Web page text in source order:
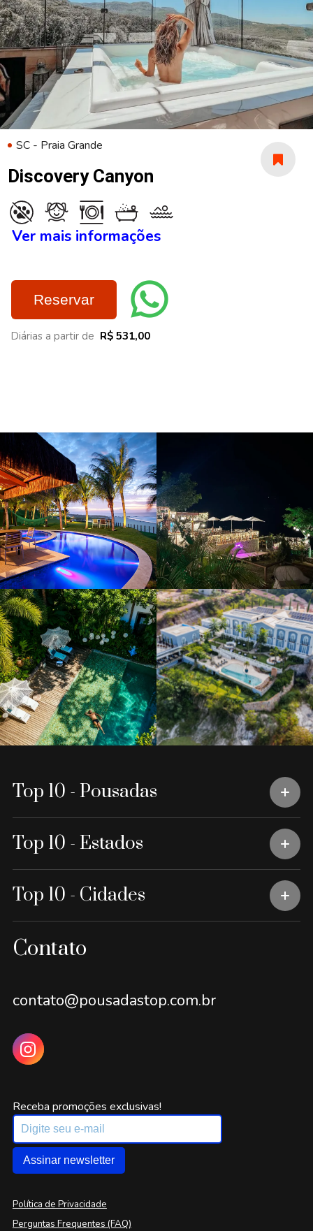
SC - Praia Grande
Discovery Canyon
Ver mais informações
Reservar
Diárias a partir de R$ 531,00
Top 10 - Pousadas
Top 10 - Estados
Top 10 - Cidades
Contato
contato@pousadastop.com.br
Receba promoções exclusivas!
Assinar newsletter
Política de Privacidade
Perguntas Frequentes (FAQ)